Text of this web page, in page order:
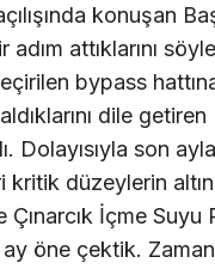
konuşan
adım attıklarını
bypass
dile
Dolayısıyla son
kritik düzeylerin
Çınarcık İçme Suyu
öne çektik. Zaman